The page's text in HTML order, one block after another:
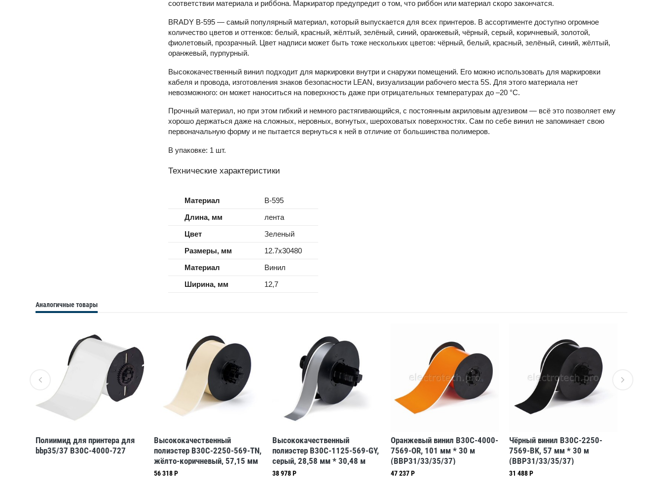
соответствии материала и риббона. Маркиратор предупредит о том, что риббон или материал скоро закончатся.
BRADY B-595 — самый популярный материал, который выпускается для всех принтеров. В ассортименте доступно огромное
количество цветов и оттенков: белый, красный, жёлтый, зелёный, синий, оранжевый, чёрный, серый, коричневый, золотой,
фиолетовый, прозрачный. Цвет надписи может быть тоже нескольких цветов: чёрный, белый, красный, зелёный, синий, жёлтый,
оранжевый, пурпурный.
Высококачественный винил подходит для маркировки внутри и снаружи помещений. Его можно использовать для маркировки
кабеля и провода, изготовления знаков безопасности LEAN, визуализации рабочего места 5S. Для этого материала нет
невозможного: он может наноситься на поверхность даже при отрицательных температурах до –20 °С.
Прочный материал, но при этом гибкий и немного растягивающийся, с постоянным акриловым адгезивом — всё это позволяет ему
хорошо держаться даже на сложных, неровных, вогнутых, шероховатых поверхностях. Сам по себе винил не запоминает свою
первоначальную форму и не пытается вернуться к ней в отличие от большинства полимеров.
В упаковке: 1 шт.
Технические характеристики
Материал
B-595
Длина, мм
лента
Цвет
Зеленый
Размеры, мм
12.7x30480
Материал
Винил
Ширина, мм
12,7
Аналогичные товары
Полиимид для принтера для
bbp35/37 B30C-4000-727
Высококачественный
полиэстер B30C-2250-569-TN,
жёлто-коричневый, 57,15 мм
* 30,48 м (BBP31/33/35/37)
56 318 Р
Высококачественный
полиэстер B30C-1125-569-GY,
серый, 28,58 мм * 30,48 м
(BBP31/33/35/37)
38 978 Р
Оранжевый винил B30C-4000-
7569-OR, 101 мм * 30 м
(BBP31/33/35/37)
47 237 Р
Чёрный винил B30C-2250-
7569-BK, 57 мм * 30 м
(BBP31/33/35/37)
31 488 Р